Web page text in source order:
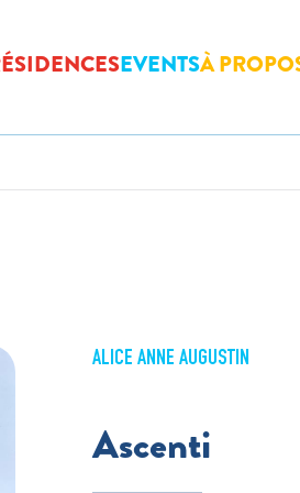
EVENTSÀ
ALICE ANNE AUGUSTIN
Ascenti